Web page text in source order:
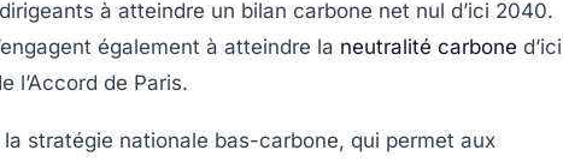
à atteindre un bilan carbone net nul d’ici 2040.
également à atteindre la neutralité carbone d’ici
l’Accord de Paris.
stratégie nationale bas-carbone, qui permet aux